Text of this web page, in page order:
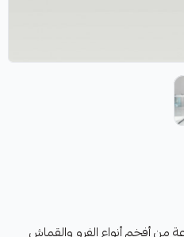
من أفخم أنواع الفرو والقماش